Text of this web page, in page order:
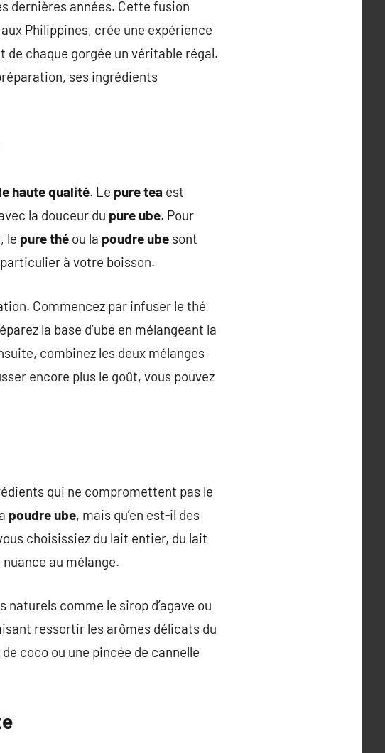
dernières années. Cette fusion
Philippines, crée une expérience
chaque gorgée un véritable régal.
ses ingrédients
haute qualité. Le pure tea est
la douceur du pure ube. Pour
le pure thé ou la poudre ube sont
à votre boisson.
Commencez par infuser le thé
la base d’ube en mélangeant la
combinez les deux mélanges
encore plus le goût, vous pouvez
qui ne compromettent pas le
poudre ube, mais qu’en est-il des
choisissiez du lait entier, du lait
au mélange.
comme le sirop d’agave ou
ressortir les arômes délicats du
coco ou une pincée de cannelle